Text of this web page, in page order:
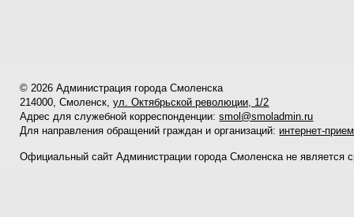
© 2026 Администрация города Смоленска
214000, Смоленск,ул. Октябрьской революции, 1/2
Адрес для служебной корреспонденции:smol@smoladmin.ru
Для направления обращений граждан и организаций: интернет-
Официальный сайт Администрации города Смоленска не является